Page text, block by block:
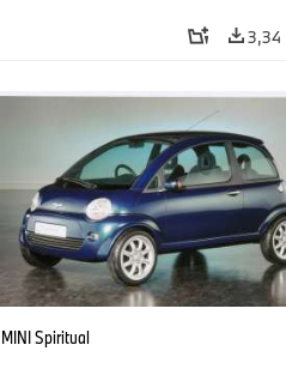
3,34
MINI Spiritual